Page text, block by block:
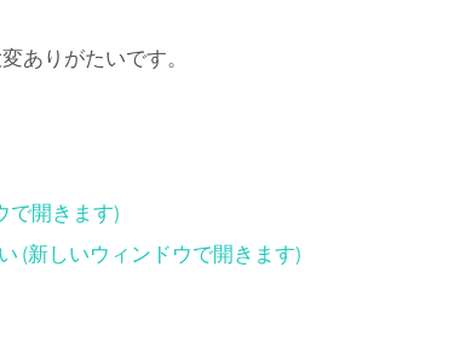
ありがたいです。
で開きます)
(新しいウィンドウで開きます)